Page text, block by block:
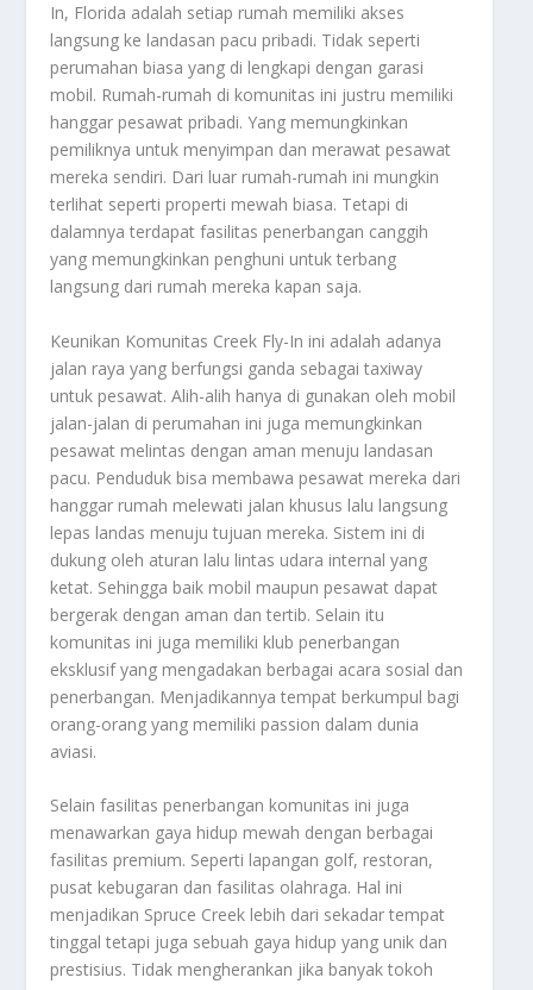
In, Florida adalah setiap rumah memiliki akses
langsung ke landasan pacu pribadi. Tidak seperti
perumahan biasa yang di lengkapi dengan garasi
mobil. Rumah-rumah di komunitas ini justru memiliki
hanggar pesawat pribadi. Yang memungkinkan
pemiliknya untuk menyimpan dan merawat pesawat
mereka sendiri. Dari luar rumah-rumah ini mungkin
terlihat seperti properti mewah biasa. Tetapi di
dalamnya terdapat fasilitas penerbangan canggih
yang memungkinkan penghuni untuk terbang
langsung dari rumah mereka kapan saja.
Keunikan Komunitas Creek Fly-In ini adalah adanya
jalan raya yang berfungsi ganda sebagai taxiway
untuk pesawat. Alih-alih hanya di gunakan oleh mobil
jalan-jalan di perumahan ini juga memungkinkan
pesawat melintas dengan aman menuju landasan
pacu. Penduduk bisa membawa pesawat mereka dari
hanggar rumah melewati jalan khusus lalu langsung
lepas landas menuju tujuan mereka. Sistem ini di
dukung oleh aturan lalu lintas udara internal yang
ketat. Sehingga baik mobil maupun pesawat dapat
bergerak dengan aman dan tertib. Selain itu
komunitas ini juga memiliki klub penerbangan
eksklusif yang mengadakan berbagai acara sosial dan
penerbangan. Menjadikannya tempat berkumpul bagi
orang-orang yang memiliki passion dalam dunia
aviasi.
Selain fasilitas penerbangan komunitas ini juga
menawarkan gaya hidup mewah dengan berbagai
fasilitas premium. Seperti lapangan golf, restoran,
pusat kebugaran dan fasilitas olahraga. Hal ini
menjadikan Spruce Creek lebih dari sekadar tempat
tinggal tetapi juga sebuah gaya hidup yang unik dan
prestisius. Tidak mengherankan jika banyak tokoh